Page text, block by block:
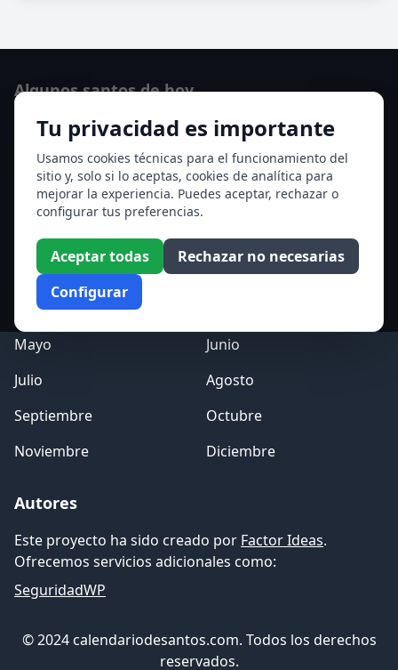
Tu privacidad es importante
Usamos cookies técnicas para el funcionamiento del
sitio y, solo si lo aceptas, cookies de analítica para
mejorar la experiencia. Puedes aceptar, rechazar o
configurar tus preferencias.
Aceptar todas
Rechazar no necesarias
Configurar
Algunos santos de hoy
San Cayetano de Thiene
San Sixto II papa
Ver todos los santos de hoy
Acceso a los Meses
Enero
Febrero
Marzo
Mayo
Junio
Julio
Agosto
Septiembre
Octubre
Noviembre
Diciembre
Autores
Este proyecto ha sido creado por Factor Ideas.
Ofrecemos servicios adicionales como:
SeguridadWP
© 2024 calendariodesantos.com. Todos los derechos
reservados.